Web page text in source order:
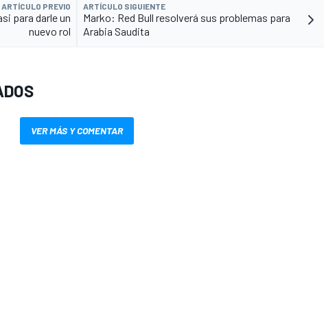
ARTÍCULO PREVIO
para darle un
nuevo rol
ARTÍCULO SIGUIENTE
Marko: Red Bull resolverá sus problemas para
Arabia Saudita
VER MÁS Y COMENTAR